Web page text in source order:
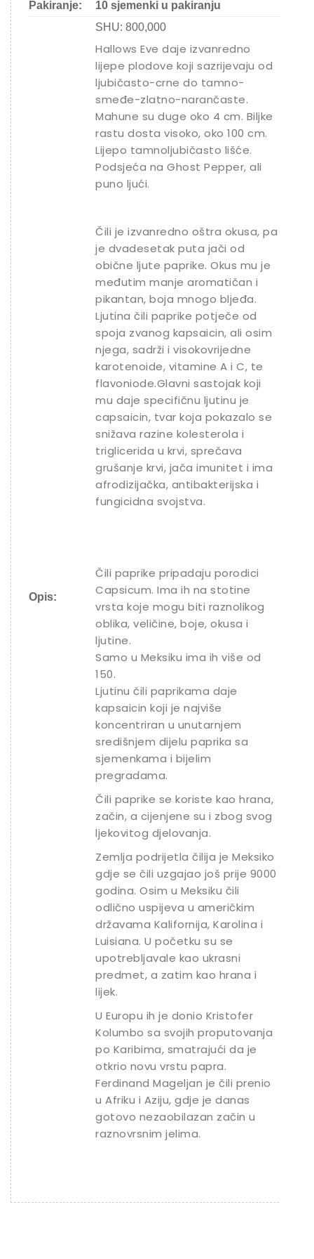
Pakiranje: 10 sjemenki u pakiranju
Opis:
SHU: 800,000
Hallows Eve daje izvanredno
lijepe plodove koji sazrijevaju od
ljubičasto-crne do tamno-
smeđe-zlatno-narančaste.
Mahune su duge oko 4 cm. Biljke
rastu dosta visoko, oko 100 cm.
Lijepo tamnoljubičasto lišće.
Podsjeća na Ghost Pepper, ali
puno ljući.
Čili je izvanredno oštra okusa, pa
je dvadesetak puta jači od
obične ljute paprike. Okus mu je
međutim manje aromatičan i
pikantan, boja mnogo bljeđa.
Ljutina čili paprike potječe od
spoja zvanog kapsaicin, ali osim
njega, sadrži i visokovrijedne
karotenoide, vitamine A i C, te
flavoniode.Glavni sastojak koji
mu daje specifičnu ljutinu je
capsaicin, tvar koja pokazalo se
snižava razine kolesterola i
triglicerida u krvi, sprečava
grušanje krvi, jača imunitet i ima
afrodizijačka, antibakterijska i
fungicidna svojstva.
Čili paprike pripadaju porodici
Capsicum. Ima ih na stotine
vrsta koje mogu biti raznolikog
oblika, veličine, boje, okusa i
ljutine.
Samo u Meksiku ima ih više od
150.
Ljutinu čili paprikama daje
kapsaicin koji je najviše
koncentriran u unutarnjem
središnjem dijelu paprika sa
sjemenkama i bijelim
pregradama.
Čili paprike se koriste kao hrana,
začin, a cijenjene su i zbog svog
ljekovitog djelovanja.
Zemlja podrijetla čilija je Meksiko
gdje se čili uzgajao još prije 9000
godina. Osim u Meksiku čili
odlično uspijeva u američkim
državama Kalifornija, Karolina i
Luisiana. U početku su se
upotrebljavale kao ukrasni
predmet, a zatim kao hrana i
lijek.
U Europu ih je donio Kristofer
Kolumbo sa svojih proputovanja
po Karibima, smatrajući da je
otkrio novu vrstu papra.
Ferdinand Mageljan je čili prenio
u Afriku i Aziju, gdje je danas
gotovo nezaobilazan začin u
raznovrsnim jelima.